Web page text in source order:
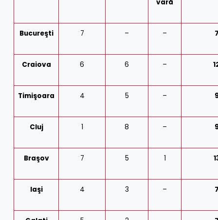
vară
Bucureşti 7 – –
Craiova 6 6 –
Timişoara 4 5 –
Cluj 1 8 –
Braşov 7 5 1
Iaşi 4 3 –